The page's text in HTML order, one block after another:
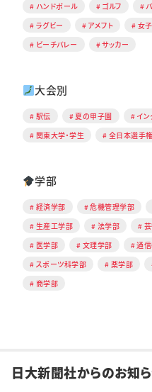
ハンドボール
ゴルフ
ラグビー
アメフト 女
ビーチバレー
サッカー
大会別
駅伝 夏の甲子園 イ
関東大学・学生
全日本選手権
学部
経済学部 危機管理学部
生産工学部
法学部
医学部
文理学部 通
スポーツ科学部
薬学部
商学部
日大新聞社からのお知